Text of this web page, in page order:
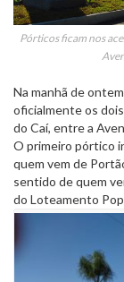
Pórticos ficam nos
Na manhã de
oficialmente os
do Caí, entre a
O primeiro pórtico
quem vem de
sentido de quem
do Loteamento